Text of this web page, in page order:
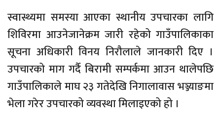
स्वास्थ्यमा समस्या आएका स्थानीय उपचारका लागि
शिविरमा आउनेजानेक्रम जारी रहेको गाउँपालिकाका
सूचना अधिकारी विनय निरौलाले जानकारी दिए ।
उपचारको माग गर्दै बिरामी सम्पर्कमा आउन थालेपछि
गाउँपालिकाले माघ २३ गतेदेखि निगालावास भञ्ज्याङमा
भेला गरेर उपचारको व्यवस्था मिलाइएको हो ।